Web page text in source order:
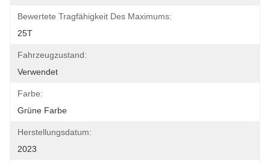
Bewertete Tragfähigkeit Des Maximums:
25T
Fahrzeugzustand:
Verwendet
Farbe:
Grüne Farbe
Herstellungsdatum:
2023